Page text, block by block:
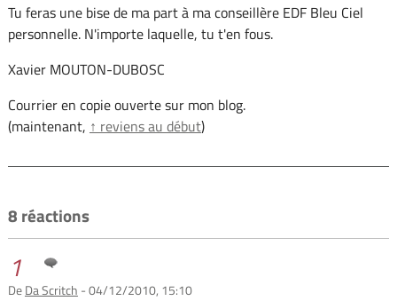
Tu feras une bise de ma part à ma conseillère EDF Bleu Ciel
personnelle. N'importe laquelle, tu t'en fous.
Xavier MOUTON-DUBOSC
Courrier en copie ouverte sur mon blog.
(maintenant, ↑ reviens au début)
8 réactions
1
DeDa Scritch - 04/12/2010, 15:10